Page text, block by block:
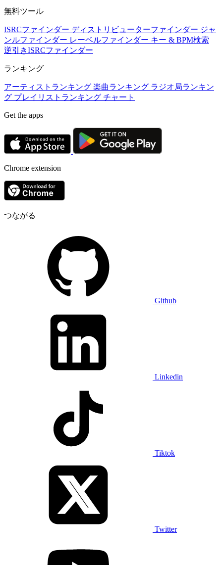
無料ツール
ISRCファインダー ディストリビューターファインダー ジャ
ンルファインダー レーベルファインダー キー & BPM検索
逆引きISRCファインダー
ランキング
アーティストランキング 楽曲ランキング ラジオ局ランキン
グ プレイリストランキング チャート
Get the apps
Chrome extension
つながる
Github
Linkedin
Tiktok
Twitter